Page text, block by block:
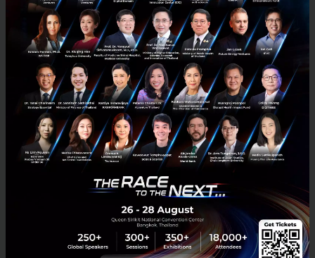
ความเห็นต่อการร่วมงานกับ Startup ญี่ปุ่นเพื่อสร้าง
Open Innovation ให้เกิดขึ้น
ความแตกต่างด้านภาษาและวัฒนธรรม- ผู้
ประกอบการไทยต่างมองว่าอุปสรรคทางภาษาและ
ความแตกต่างทางวัฒนธรรมคือความท้าทายหลักใน
การร่วมงานกับ Startup ญี่ปุ่น หลายองค์กรมีความ
กังวลในด้านวัฒนธรรมและภาษาที่แตกต่าง ถึง
อย่างไรก็ตามองค์กรส่วนใหญ่ทราบดีว่า Startup
ญี่ปุ่นมีจุดแข็งด้าน Robotics และ AI solutions รวม
ถึงผู้เชี่ยวชาญซอฟต์แวร์และฮาร์ดแวร์ญี่ปุ่นเป็นหนึ่ง
ในกลุ่มคนที่เก่งที่สุดในโลก ดังนั้นถ้าพวกเขาสามารถ